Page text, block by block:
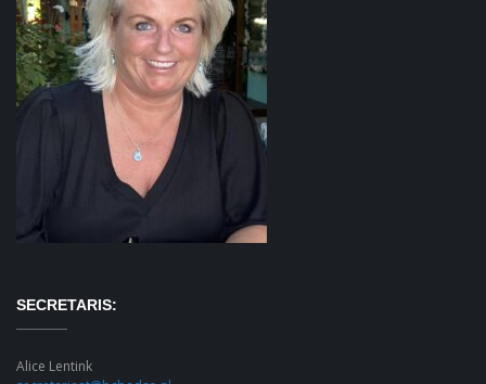
SECRETARIS:
Alice Lentink